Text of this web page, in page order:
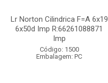
Lr Norton Cilindrica F=A 6x19
6x50d Imp R:66261088871
Imp
Código: 1500
Embalagem: PC